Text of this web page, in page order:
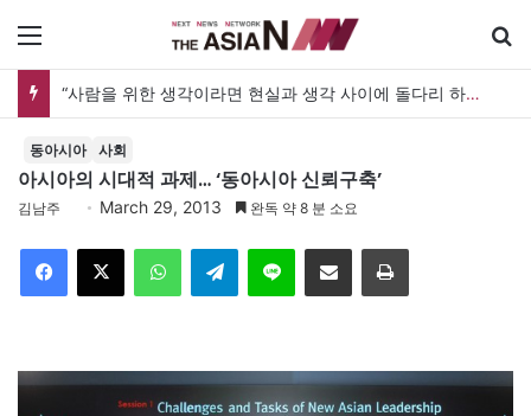
“사람을 위한 생각이라면 현실과 생각 사이에 돌다리 하나는 놓아야 하지 않을까”
동아시아 사회
아시아의 시대적 과제… ‘동아시아 신뢰구축’
김남주 March 29, 2013 완독 약 8 분 소요
Telegram 이메일